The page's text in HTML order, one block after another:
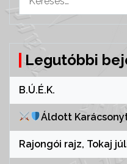
Legutóbbi
B.Ú.É.K.
Áldott
Rajongói rajz, Tokaj